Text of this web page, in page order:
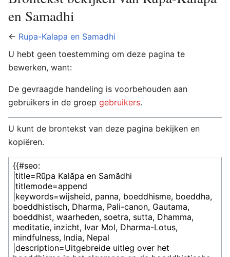
en Samadhi
← Rupa-Kalapa en Samadhi
U hebt geen toestemming om deze pagina te
bewerken, want:
De gevraagde handeling is voorbehouden aan
gebruikers in de groep gebruikers.
U kunt de brontekst van deze pagina bekijken en
kopiëren.